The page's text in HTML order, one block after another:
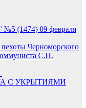
№5 (1474) 09 февраля
Черноморского
С.П.
С УКРЫТИЯМИ